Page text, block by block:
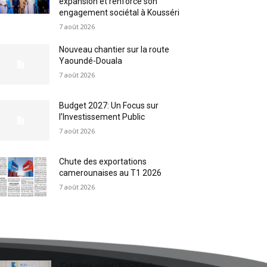
engagement sociétal à Kousséri
7 août 2026
Nouveau chantier sur la route
Yaoundé-Douala
7 août 2026
Budget 2027: Un Focus sur
l’Investissement Public
7 août 2026
Chute des exportations
camerounaises au T1 2026
7 août 2026